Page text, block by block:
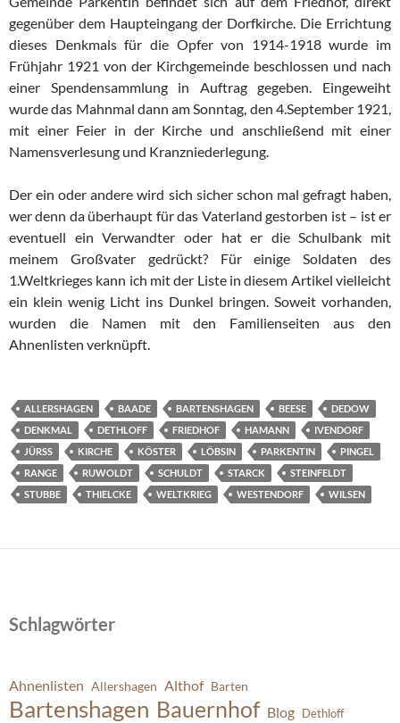
gegenüber dem Haupteingang der Dorfkirche. Die Errichtung
dieses Denkmals für die Opfer von 1914-1918 wurde im
Frühjahr 1921 von der Kirchgemeinde beschlossen und nach
einer Spendensammlung in Auftrag gegeben. Eingeweiht
wurde das Mahnmal dann am Sonntag, den 4.September 1921,
mit einer Feier in der Kirche und anschließend mit einer
Namensverlesung und Kranzniederlegung.
Der ein oder andere wird sich sicher schon mal gefragt haben,
wer denn da überhaupt für das Vaterland gestorben ist – ist er
eventuell ein Verwandter oder hat er die Schulbank mit
meinem Großvater gedrückt? Für einige Soldaten des
1.Weltkrieges kann ich mit der Liste in diesem Artikel vielleicht
ein klein wenig Licht ins Dunkel bringen. Soweit vorhanden,
wurden die Namen mit den Familienseiten aus den
Ahnenlisten verknüpft.
ALLERSHAGEN BAADE BARTENSHAGEN BEESE
DEDOW
DENKMAL
DETHLOFF FRIEDHOF HAMANN
IVENDORF
JÜRSS
KIRCHE KÖSTER LÖBSIN PARKENTIN
PINGEL
RANGE
RUWOLDT SCHULDT STARCK
STEINFELDT
STUBBE
THIELCKE WELTKRIEG WESTENDORF WILSEN
Schlagwörter
Ahnenlisten Allershagen Althof Barten
Bartenshagen Bauernhof Blog Dethloff